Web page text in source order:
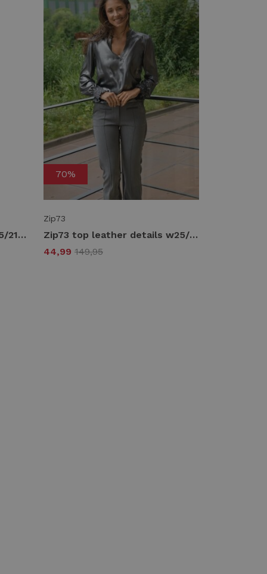
Zip73 leather tregging w25/211/01/001 Tregging 001 black
70%
Zip73
Zip73 top leather details w25/224/01/045 T-shirt Lange mouw 045 metallic grey
44,99 149,95